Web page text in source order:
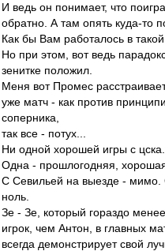
И ведь он понимает, что
обратно. А там опять куда-то
Как бы Вам работалось в такой
Но при этом, вот ведь
зенитке положил.
Меня вот Промес
уже матч - как против
соперника,
так все - потух...
Ни одной хорошей игры с цска.
Одна - прошлогодняя, хорошая
С Севильей на выезде -
ноль.
Зе - Зе, который гораздо
игрок, чем Антон, в главных
всегда демонстрирует свой